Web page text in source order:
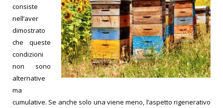
consiste
nell’aver
dimostrato
che queste
condizioni
non sono
alternative
ma
cumulative. Se anche solo una viene meno, l’aspetto rigenerativo